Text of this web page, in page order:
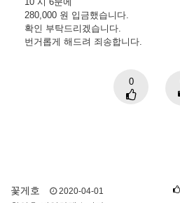
280,000 원 입금했습니다.
확인 부탁드리겠습니다.
번거롭게 해드려 죄송합니다.
0
꽃게호 2020-04-01